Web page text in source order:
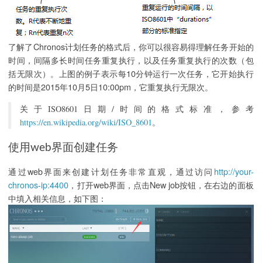
了解了Chronos计划任务的格式后，你可以很容易得理解任务开始的
时间，间隔多长时间任务重复执行，以及任务重复执行的次数（包
括无限次）。上图的例子表示每10分钟运行一次任务，它开始执行
的时间是2015年10月5日10:00pm，它重复执行无限次。
关于ISO8601日期/时间的格式标准，参考
https://en.wikipedia.org/wiki/ISO_8601。
使用web界面创建任务
通过web界面来创建计划任务非常直观，通过访问 http://your-
chronos-ip:4400 ，打开web界面，点击New job按钮，在右边的面板
中填入相关信息，如下图：